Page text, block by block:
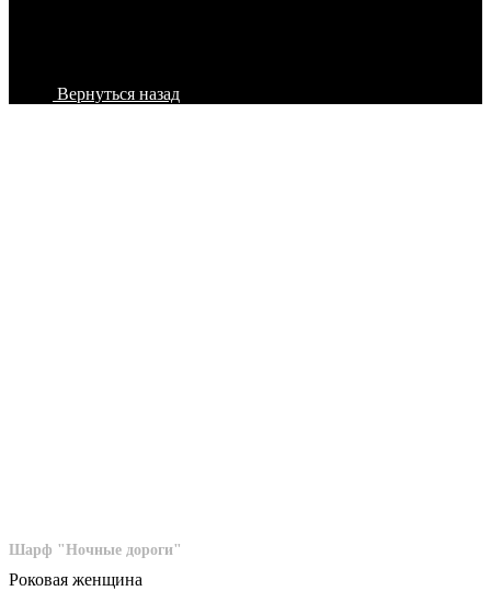
Вернуться назад
Шарф "Ночные дороги"
Роковая женщина